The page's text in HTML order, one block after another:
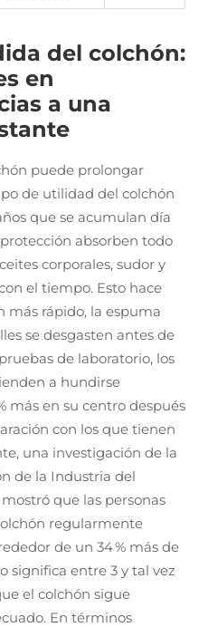
del colchón:
en
a una
puede prolongar
de utilidad del colchón
que se acumulan día
absorben todo
corporales, sudor y
el tiempo. Esto hace
más rápido, la espuma
se desgasten antes de
de laboratorio, los
a hundirse
más en su centro después
con los que tienen
una investigación de la
de la Industria del
que las personas
regularmente
de un 34 % más de
significa entre 3 y tal vez
el colchón sigue
En términos